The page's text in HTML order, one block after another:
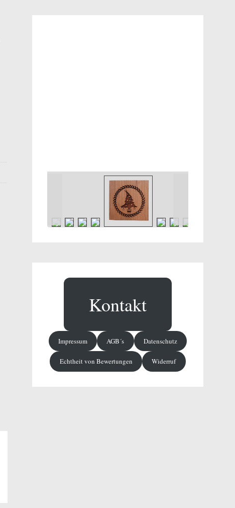
Kontakt
Impressum AGB´s Datenschutz
Echtheit von Bewertungen Widerruf